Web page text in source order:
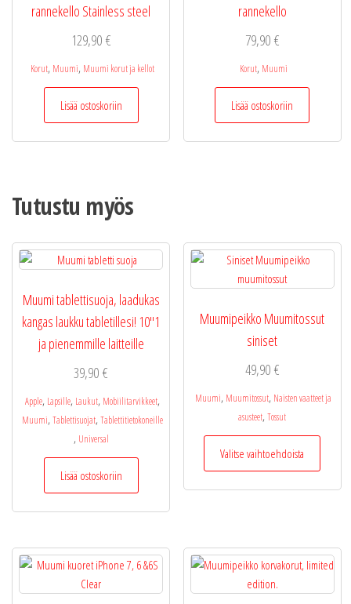
rannekello Stainless steel
129,90 €
Korut, Muumi, Muumi korut ja kellot
Lisää ostoskoriin
rannekello
79,90 €
Korut, Muumi
Lisää ostoskoriin
Tutustu myös
Muumi tablettisuoja, laadukas
kangas laukku tabletillesi! 10″1
ja pienemmille laitteille
39,90€
Apple, Lapsille, Laukut, Mobiilitarvikkeet,
Muumi, Tablettisuojat, Tablettitietokoneille
, Universal
Lisää ostoskoriin
Muumipeikko Muumitossut
siniset
49,90 €
Muumi, Muumitossut, Naisten vaatteet ja
asusteet, Tossut
Valitse vaihtoehdoista
Tällä
tehdä
valinnat